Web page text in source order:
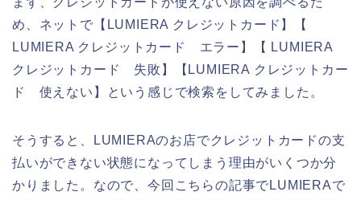
め、ネットで【LUMIERA クレジットカード】【
LUMIERA クレジットカード エラー】【 LUMIERA
クレジットカード 失敗】【LUMIERA クレジットカー
ド 使えない】という感じで検索をしてみました。
そうすると、LUMIERAのお店でクレジットカードの支
払いができない状態になってしまう理由がいくつか分
かりました。なので、今回こちらの記事でLUMIERAで